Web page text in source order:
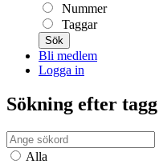
Nummer
Taggar
Sök
Bli medlem
Logga in
Sökning efter
Alla